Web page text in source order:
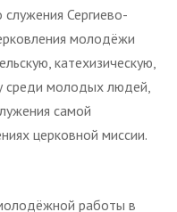
служения Сергиево-
молодёжи
катехизическую,
среди молодых людей,
самой
церковной миссии.
работы в